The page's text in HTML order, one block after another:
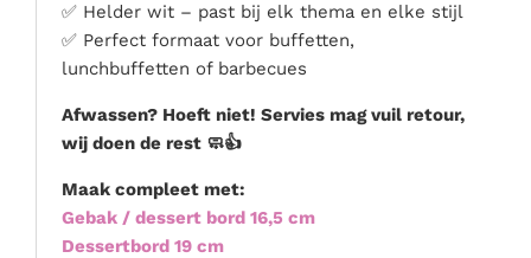
✅ Helder wit – past bij elk thema en elke stijl
✅ Perfect formaat voor buffetten,
lunchbuffetten of barbecues
Afwassen? Hoeft niet! Servies mag vuil retour,
wij doen de rest 🧼👍
Maak compleet met:
Gebak / dessert bord 16,5 cm
Dessertbord 19 cm